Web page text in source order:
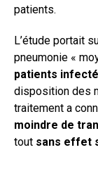
patients.
L’étude portait
pneumonie «
patients
disposition des
traitement a
moindre de
tout sans effet